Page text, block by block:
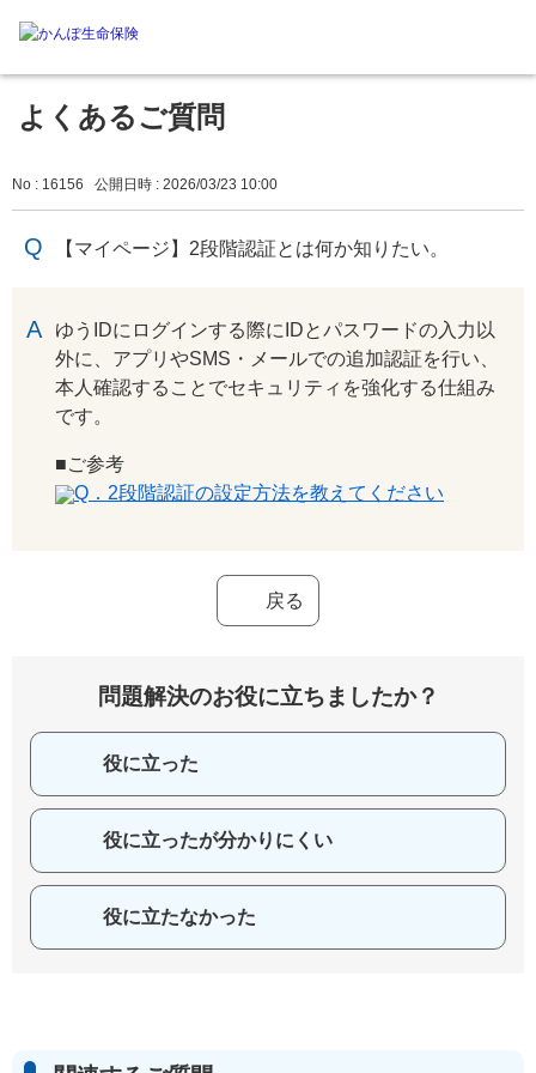
よくあるご質問
No : 16156 公開日時 : 2026/03/23 10:00
【マイページ】2段階認証とは何か知りたい。
ゆうIDにログインする際にIDとパスワードの入力以
外に、アプリやSMS・メールでの追加認証を行い、
本人確認することでセキュリティを強化する仕組み
です。
■ご参考
Q．2段階認証の設定方法を教えてください
戻る
問題解決のお役に立ちましたか？
役に立った
役に立ったが分かりにくい
役に立たなかった